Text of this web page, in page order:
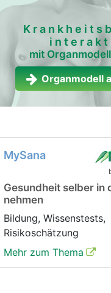
mit
Organmodell
MySana
Gesundheit selber in
nehmen
Bildung, Wissenstests,
Risikoschätzung
Mehr zum Thema